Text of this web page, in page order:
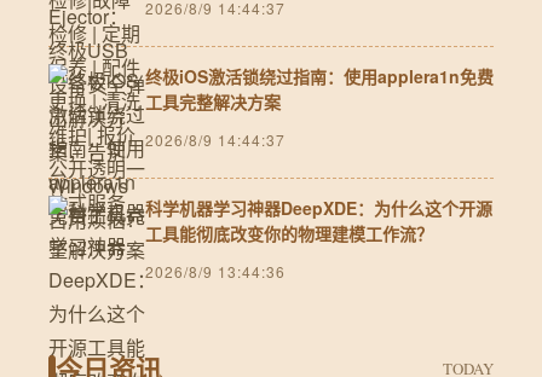
2026/8/9 14:44:37
终极iOS激活锁绕过指南：使用applera1n免费
工具完整解决方案
2026/8/9 14:44:37
科学机器学习神器DeepXDE：为什么这个开源
工具能彻底改变你的物理建模工作流？
2026/8/9 13:44:36
今日资讯 TODAY